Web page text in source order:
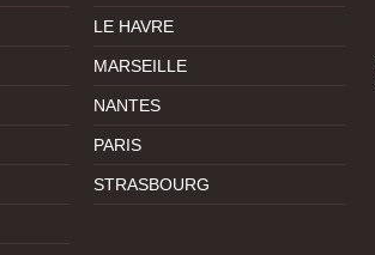
LE HAVRE
MARSEILLE
NANTES
PARIS
STRASBOURG